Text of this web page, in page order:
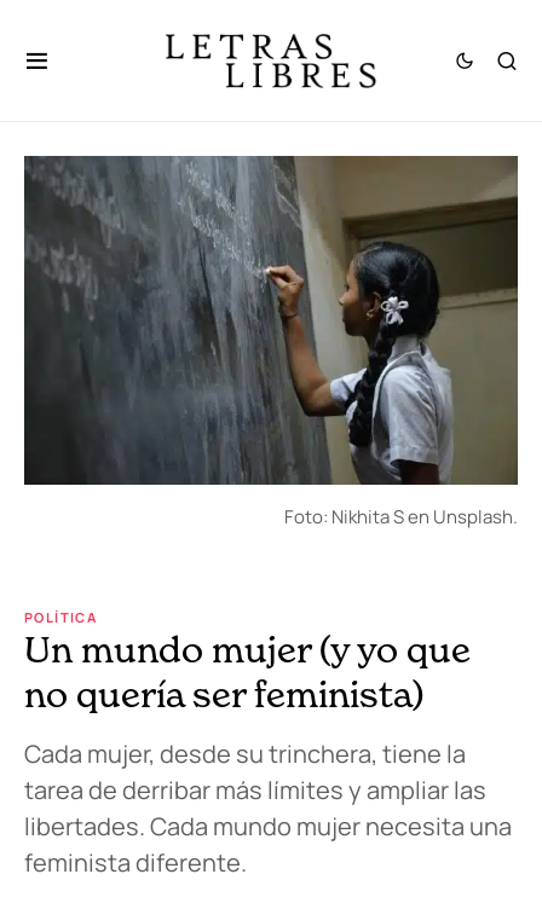
Foto: Nikhita S en Unsplash.
POLÍTICA
Un mundo mujer (y yo que
no quería ser feminista)
Cada mujer, desde su trinchera, tiene la
tarea de derribar más límites y ampliar las
libertades. Cada mundo mujer necesita una
feminista diferente.